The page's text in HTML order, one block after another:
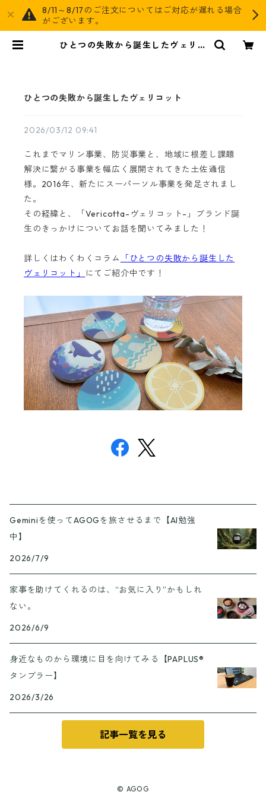
8/11～8/17のご注文についてはご対応が遅れる場合
がございます。
ひとつの失敗から誕生したヴェリコ
ひとつの失敗から誕生したヴェリコット
2026/03/12 09:41
これまでマリン事業、防災事業と、地域に根差し課題
解決に繋がる事業を幅広く展開されてきた土佐通信
様。2016年、新たにスーパーソル事業を発足されまし
た。
その経緯と、「Vericotta-ヴェリコット-」ブランド誕
生のきっかけについてお話を聞いてみました！
詳しくはわくわくコラム
「ひとつの失敗から誕生した
ヴェリコット」
にてご紹介中です！
Geminiを使ってAGOGを旅させるまで【AI勉強
中】
2026/7/9
家事を助けてくれるのは、“お気に入り”かもしれ
ない。
2026/6/9
身近なものから環境に目を向けてみる【PAPLUS®
タンブラー】
2026/3/26
記事一覧を見る
© AGOG